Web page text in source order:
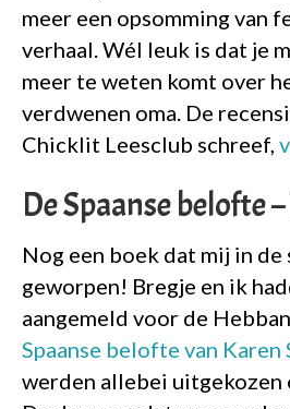
meer een opsomming van
verhaal. Wél leuk is dat je
meer te weten komt over
verdwenen oma. De
Chicklit Leesclub schreef,
De Spaanse belofte
Nog een boek dat mij in
geworpen! Bregje en ik
aangemeld voor de
Spaanse belofte van Karen
werden allebei uitgekozen